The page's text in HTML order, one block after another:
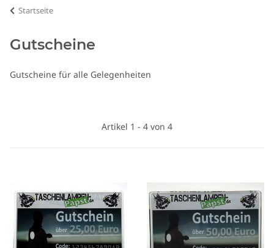
Startseite
Gutscheine
Gutscheine für alle Gelegenheiten
Artikel 1 - 4 von 4